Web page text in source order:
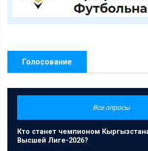
Голосование
Все опросы
Кто станет чемпионом
Высшей Лиге-2026?